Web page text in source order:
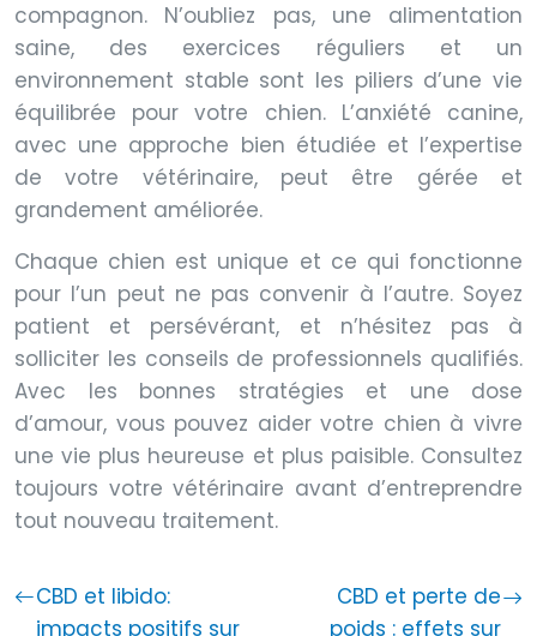
compagnon. N’oubliez pas, une alimentation
saine, des exercices réguliers et un
environnement stable sont les piliers d’une vie
équilibrée pour votre chien. L’anxiété canine,
avec une approche bien étudiée et l’expertise
de votre vétérinaire, peut être gérée et
grandement améliorée.
Chaque chien est unique et ce qui fonctionne
pour l’un peut ne pas convenir à l’autre. Soyez
patient et persévérant, et n’hésitez pas à
solliciter les conseils de professionnels qualifiés.
Avec les bonnes stratégies et une dose
d’amour, vous pouvez aider votre chien à vivre
une vie plus heureuse et plus paisible. Consultez
toujours votre vétérinaire avant d’entreprendre
tout nouveau traitement.
CBD et libido:
impacts positifs sur
CBD et perte de
poids : effets sur